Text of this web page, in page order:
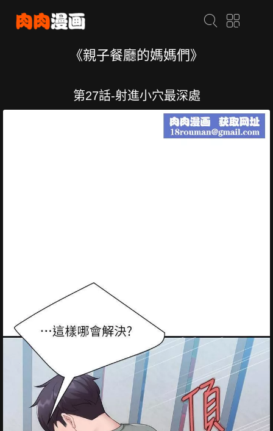
《親子餐廳的媽媽們》
第27話-射進小穴最深處